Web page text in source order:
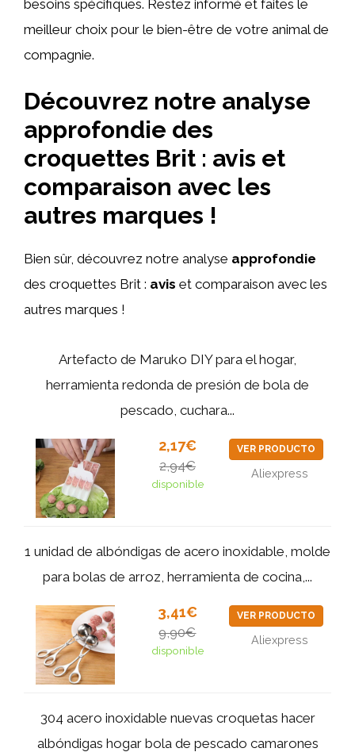
besoins spécifiques. Restez informé et faites le
meilleur choix pour le bien-être de votre animal de
compagnie.
Découvrez notre analyse
approfondie des
croquettes Brit : avis et
comparaison avec les
autres marques !
Bien sûr, découvrez notre analyse approfondie
des croquettes Brit : avis et comparaison avec les
autres marques !
Artefacto de Maruko DIY para el hogar,
herramienta redonda de presión de bola de
pescado, cuchara...
2,17€
2,94€
disponible
VER PRODUCTO
Aliexpress
1 unidad de albóndigas de acero inoxidable, molde
para bolas de arroz, herramienta de cocina,...
3,41€
9,90€
disponible
VER PRODUCTO
Aliexpress
304 acero inoxidable nuevas croquetas hacer
albóndigas hogar bola de pescado camarones